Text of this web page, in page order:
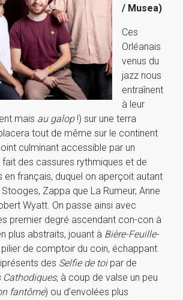
/ Musea)
Ces
Orléanais
venus du
jazz nous
entraînent
à leur
mais au galop!) sur une terra
tout de même sur le continent
culminant accessible par un
des cassures rythmiques et de
français, duquel on aperçoit autant
Zappa que La Rumeur, Anne
Wyatt. On passe ainsi avec
premier degré ascendant con-con à
plus abstraits, jouant à Bière-Feuille-
de comptoir du coin, échappant
des Selfie de toipar de
Cathodiques, à coup de valse un peu
fantôme) ou d’envolées plus